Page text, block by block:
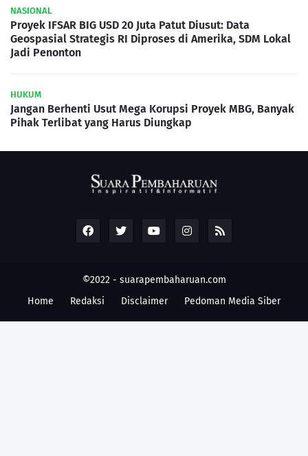
NASIONAL
Proyek IFSAR BIG USD 20 Juta Patut Diusut: Data
Geospasial Strategis RI Diproses di Amerika, SDM Lokal
Jadi Penonton
HUKUM
Jangan Berhenti Usut Mega Korupsi Proyek MBG, Banyak
Pihak Terlibat yang Harus Diungkap
©2022 - suarapembaharuan.com
Home
Redaksi Disclaimer Pedoman Media Siber